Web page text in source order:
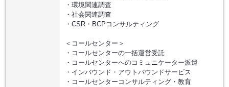
・環境関連調査
・社会関連調査
・CSR・BCPコンサルティング
＜コールセンター＞
・コールセンターの一括運営受託
・コールセンターへのコミュニケーター派遣
・インバウンド・アウトバウンドサービス
・コールセンターコンサルティング・教育